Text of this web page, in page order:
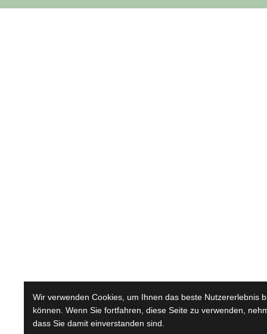
Wir verwenden Cookies, um Ihnen das beste Nutzererlebnis
können. Wenn Sie fortfahren, diese Seite zu verwenden,
dass Sie damit einverstanden sind.